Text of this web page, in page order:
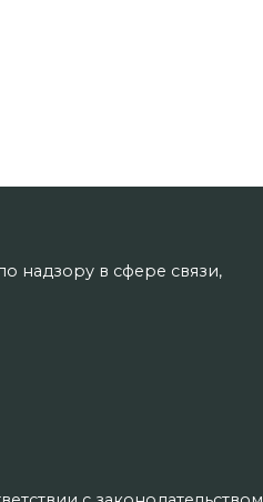
надзору в сфере связи,